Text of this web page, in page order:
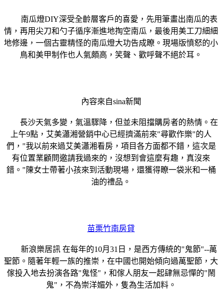
南瓜燈DIY深受全齡層客戶的喜愛，先用筆畫出南瓜的表
情，再用尖刀和勺子循序漸進地掏空南瓜，最後用美工刀細細
地修邊，一個古靈精怪的南瓜燈大功告成瞭。現場版憤怒的小
鳥和美甲制作也人氣頗高，笑聲、歡呼聲不絕於耳。
內容來自sina新聞
長沙天氣多變，氣溫驟降，但並未阻擋購房者的熱情。在
上午9點，艾美瀟湘營銷中心已經擠滿前來"尋歡作樂"的人
們，"我以前來過艾美瀟湘看房，項目各方面都不錯，這次是
有位置業顧問邀請我過來的，沒想到會這麼有趣，真沒來
錯。"陳女士帶著小孩來到活動現場，還獲得瞭一袋米和一桶
油的禮品。
苗栗竹南房貸
新浪樂居訊 在每年的10月31日，是西方傳統的"鬼節"--萬
聖節。隨著年輕一族的推崇，在中國也開始傾向過萬聖節，大
傢投入地去扮演各路"鬼怪"，和傢人朋友一起肆無忌憚的"鬧
鬼"，不為崇洋媚外，隻為生活加料。